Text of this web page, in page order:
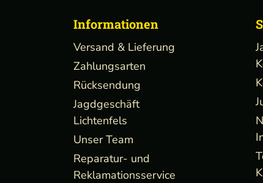
Informationen
Versand & Lieferung
Zahlungsarten
Rücksendung
Jagdgeschäft
Lichtenfels
Unser Team
Reparatur- und
Reklamationsservice